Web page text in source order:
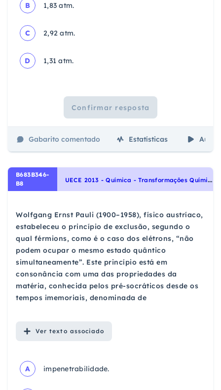
B 1,83 atm.
C 2,92 atm.
D 1,31 atm.
Confirmar resposta
Gabarito comentado Estatísticas Aulas
B683B346-
B8
U
ECE 2013 - Química - Transformações Químicas, Teoria Atômica: Modelo atômico de Dalton, Thomson, Rutherford, Rutherford-Bohr
Wolfgang Ernst Pauli (1900–1958), físico austríaco,
estabeleceu o princípio de exclusão, segundo o
qual férmions, como é o caso dos elétrons, “não
podem ocupar o mesmo estado quântico
simultaneamente”. Este princípio está em
consonância com uma das propriedades da
matéria, conhecida pelos pré-socráticos desde os
tempos imemoriais, denominada de
Ver texto associado
A impenetrabilidade.